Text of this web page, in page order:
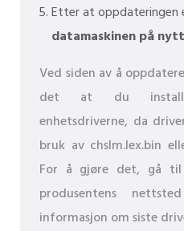
Etter at oppdateringen
datamaskinen på nytt
Ved siden av å
det at du
enhetsdriverne, da
bruk av chslm.lex.bin
For å gjøre det, gå til
produsentens
informasjon om siste